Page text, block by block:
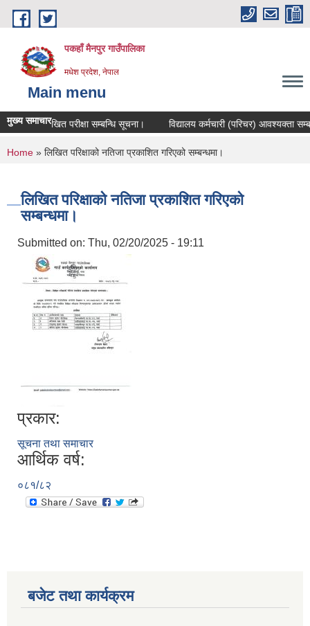
Skip to main content
पकहाँ मैनपुर गाउँपालिका
मधेश प्रदेश, नेपाल
Main menu
मुख्य समाचारलिखित परीक्षा सम्बन्धि सूचना। विद्यालय कर्मचारी (परिचर) आवश्यक्ता
You are here
Home » लिखित परिक्षाको नतिजा प्रकाशित गरिएको सम्बन्धमा।
लिखित परिक्षाको नतिजा प्रकाशित गरिएको
सम्बन्धमा।
Submitted on: Thu, 02/20/2025 - 19:11
प्रकार:
सूचना तथा समाचार
आर्थिक वर्ष:
०८१/८२
बजेट तथा कार्यक्रम